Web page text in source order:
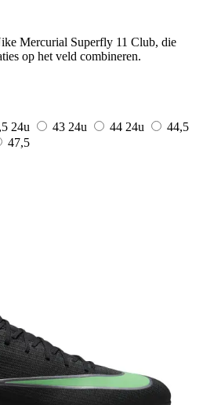
Mercurial Superfly 11 Club, die
op het veld combineren.
24u 43 24u 44 24u
44,5
47,5